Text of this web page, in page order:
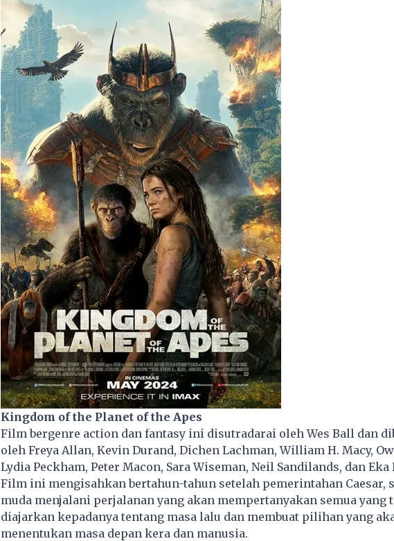
Kingdom of the Planet of the Apes
Film bergenre action dan fantasy ini disutradarai oleh Wes Ball dan
oleh Freya Allan, Kevin Durand, Dichen Lachman, William H. Macy,
Lydia Peckham, Peter Macon, Sara Wiseman, Neil Sandilands, dan
Film ini mengisahkan bertahun-tahun setelah pemerintahan Caesar,
muda menjalani perjalanan yang akan mempertanyakan semua yang
diajarkan kepadanya tentang masa lalu dan membuat pilihan yang
menentukan masa depan kera dan manusia.